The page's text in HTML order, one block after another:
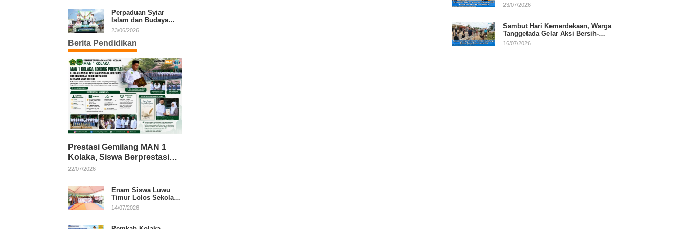
Perpaduan Syiar
Islam dan Budaya
Warnai Pawai Ta’aruf
23/06/2026
Berita Pendidikan
Prestasi Gemilang MAN 1
Kolaka, Siswa Berprestasi
dan Guru Berkarya Raih
22/07/2026
Enam Siswa Luwu
Timur Lolos Sekolah
Rakyat, Bupati: Jaga
14/07/2026
RI
23/07/2026
Sambut Hari Kemerdekaan, Warga
Tanggetada Gelar Aksi Bersih-
Bersih Desa
16/07/2026